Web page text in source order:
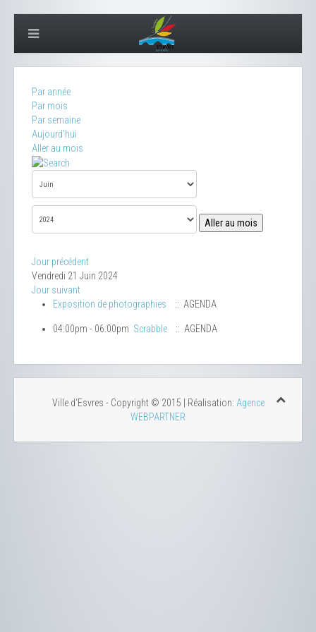
Par année
Par mois
Par semaine
Aujourd'hui
Aller au mois
Aller au mois
Jour précédent
Vendredi 21 Juin 2024
Jour suivant
Exposition de photographies
:: AGENDA
04:00pm - 06:00pm Scrabble :: AGENDA
Ville d'Esvres - Copyright © 2015 | Réalisation: Agence
WEBPARTNER